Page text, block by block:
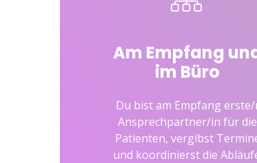
Am Empfang
im Büro
Du bist am Empfang
Ansprechpartner/in für die
Patienten, vergibst
und koordinierst die